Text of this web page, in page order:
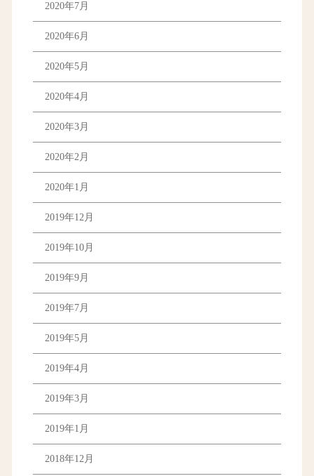
2020年7月
2020年6月
2020年5月
2020年4月
2020年3月
2020年2月
2020年1月
2019年12月
2019年10月
2019年9月
2019年7月
2019年5月
2019年4月
2019年3月
2019年1月
2018年12月